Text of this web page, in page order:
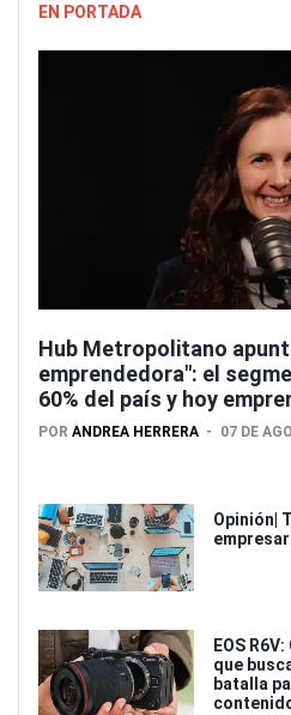
EN PORTADA
Hub Metropolitano
emprendedora": el
60% del país y hoy
POR ANDREA HERRERA 07 DE
Opinión|
EOS
que
batalla